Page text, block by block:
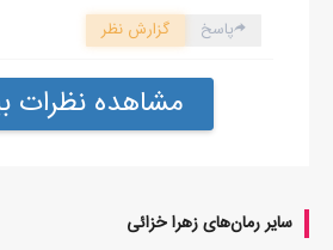
پاسخ گزارش نظر
مشاهده نظرات بیشتر
سایر رمان‌های زهرا خزائی